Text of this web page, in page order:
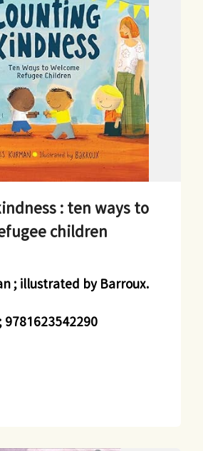
: ten ways to
children
; illustrated by Barroux.
9781623542290